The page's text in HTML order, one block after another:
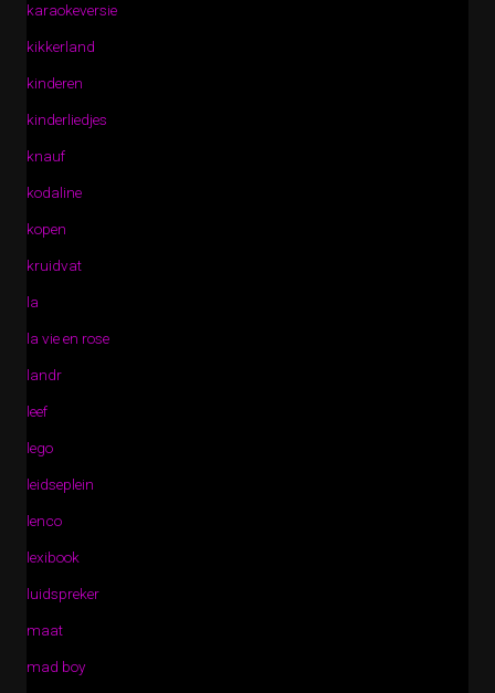
karaokeversie
kikkerland
kinderen
kinderliedjes
knauf
kodaline
kopen
kruidvat
la
la vie en rose
landr
leef
lego
leidseplein
lenco
lexibook
luidspreker
maat
mad boy